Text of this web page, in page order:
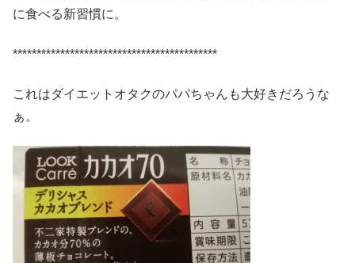
に食べる新習慣に。
*******************************************
これはダイエットオタクのパパちゃんも大好きだろうな
ぁ。